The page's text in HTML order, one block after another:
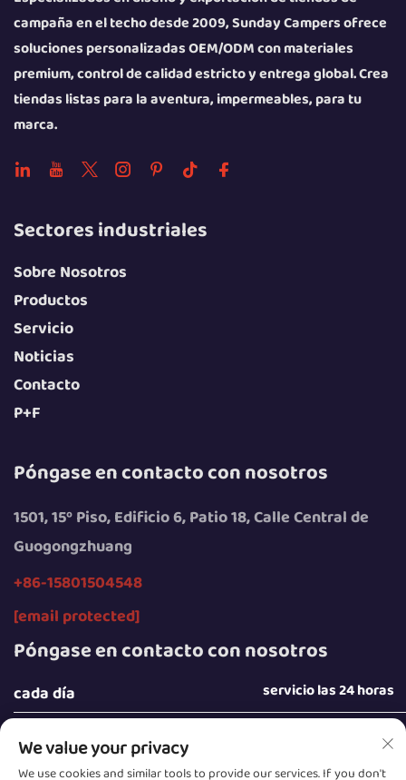
campaña en el techo desde 2009, Sunday Campers ofrece
soluciones personalizadas OEM/ODM con materiales
premium, control de calidad estricto y entrega global. Crea
tiendas listas para la aventura, impermeables, para tu
marca.
Sectores industriales
Sobre Nosotros
Productos
Servicio
Noticias
Contacto
P+F
Póngase en contacto con nosotros
1501, 15º Piso, Edificio 6, Patio 18, Calle Central de
Guogongzhuang
+86-15801504548
[email protected]
Póngase en contacto con nosotros
cada día servicio las 24 horas
We value your privacy
We use cookies and similar tools to provide our services. If you don't